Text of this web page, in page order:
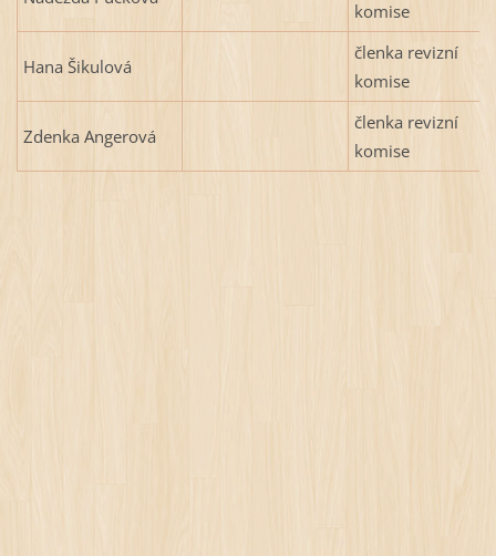
komise
Hana Šikulová
členka revizní
komise
Zdenka Angerová
členka revizní
komise